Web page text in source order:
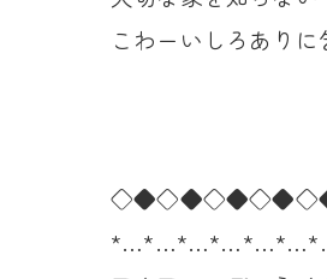
こわーいしろありに